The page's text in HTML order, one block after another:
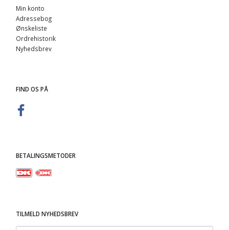
Min konto
Adressebog
Ønskeliste
Ordrehistorik
Nyhedsbrev
FIND OS PÅ
BETALINGSMETODER
TILMELD NYHEDSBREV